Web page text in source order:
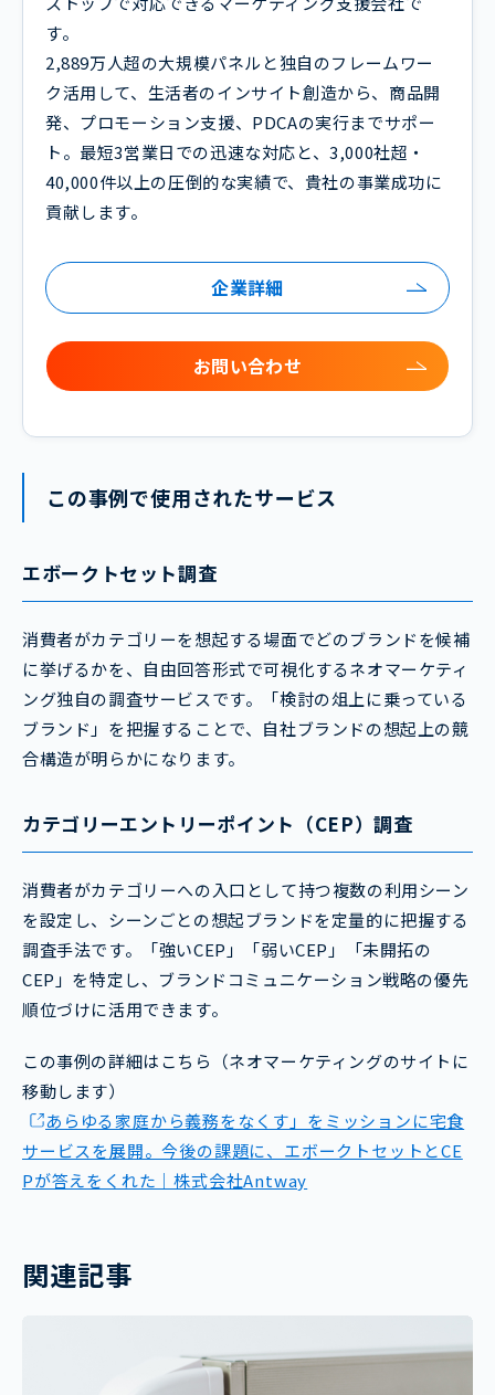
す。
2,889万人超の大規模パネルと独自のフレームワー
ク活用して、生活者のインサイト創造から、商品開
発、プロモーション支援、PDCAの実行までサポー
ト。最短3営業日での迅速な対応と、3,000社超・
40,000件以上の圧倒的な実績で、貴社の事業成功に
貢献します。
企業詳細
お問い合わせ
この事例で使用されたサービス
エボークトセット調査
消費者がカテゴリーを想起する場面でどのブランドを候補
に挙げるかを、自由回答形式で可視化するネオマーケティ
ング独自の調査サービスです。「検討の俎上に乗っている
ブランド」を把握することで、自社ブランドの想起上の競
合構造が明らかになります。
カテゴリーエントリーポイント（CEP）調査
消費者がカテゴリーへの入口として持つ複数の利用シーン
を設定し、シーンごとの想起ブランドを定量的に把握する
調査手法です。「強いCEP」「弱いCEP」「未開拓の
CEP」を特定し、ブランドコミュニケーション戦略の優先
順位づけに活用できます。
この事例の詳細はこちら（ネオマーケティングのサイトに
移動します）
あらゆる家庭から義務をなくす」をミッションに宅食
サービスを展開。今後の課題に、エボークトセットとCE
Pが答えをくれた｜株式会社Antway
関連記事